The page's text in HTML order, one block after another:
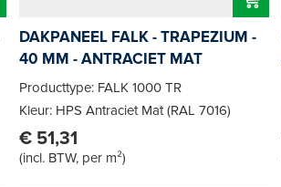
DAKPANEEL FALK - TRAPEZIUM -
40 MM - ANTRACIET MAT
Producttype: FALK 1000 TR
Kleur: HPS Antraciet Mat (RAL 7016)
€ 51,31
(incl. BTW, per m²)